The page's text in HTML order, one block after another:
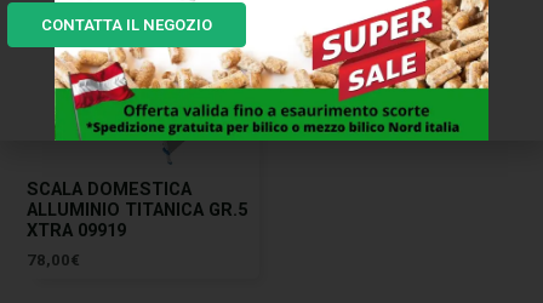
SCALA DOMESTICA
ALLUMINIO TITANICA GR.5
XTRA 09919
78,00€
CONTATTA IL NEGOZIO